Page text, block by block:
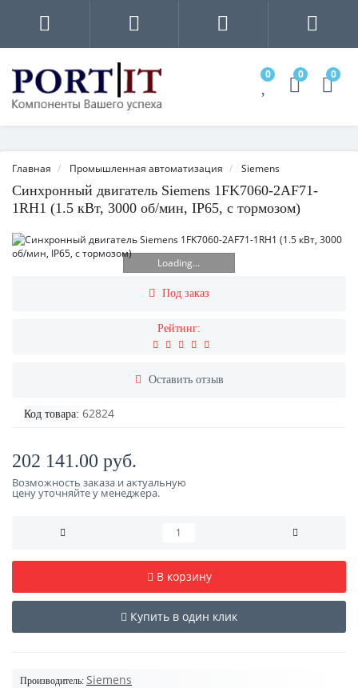
0 0 0
Главная Промышленная автоматизация Siemens
Синхронный двигатель Siemens 1FK7060-2AF71-
1RH1 (1.5 кВт, 3000 об/мин, IP65, с тормозом)
Loading...
Под заказ
Рейтинг:
Оставить отзыв
Код товара: 62824
202 141.00 руб.
Возможность заказа и актуальную
цену уточняйте у менеджера.
В корзину
Купить в один клик
Производитель: Siemens